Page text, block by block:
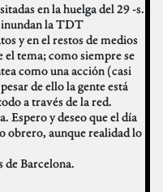
en la huelga del 29 -s.
inundan la TDT
y en el restos de medios
el tema; como siempre se
como una acción (casi
de ello la gente está
a través de la red.
Espero y deseo que el día
obrero, aunque realidad lo
de Barcelona.